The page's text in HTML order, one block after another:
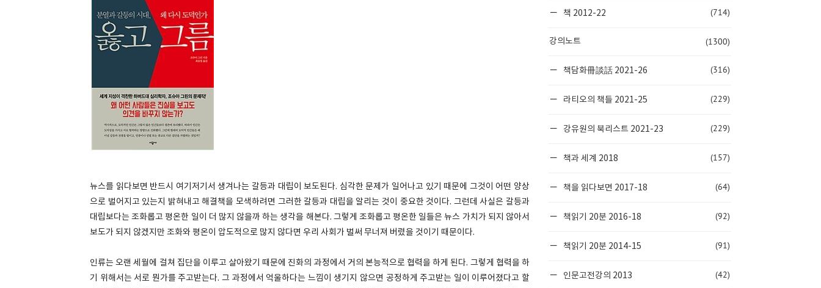
뉴스를 읽다보면 반드시 여기저기서 생겨나는 갈등과 대립이 보도된다. 심각한 문제가 일어나고 있기 때문에 그것이 어떤 양상
으로 벌어지고 있는지 밝혀내고 해결책을 모색하려면 그러한 갈등과 대립을 알리는 것이 중요한 것이다. 그런데 사실은 갈등과
대립보다는 조화롭고 평온한 일이 더 많지 않을까 하는 생각을 해본다. 그렇게 조화롭고 평온한 일들은 뉴스 가치가 되지 않아서
보도가 되지 않겠지만 조화와 평온이 압도적으로 많지 않다면 우리 사회가 벌써 무너져 버렸을 것이기 때문이다.
인류는 오랜 세월에 걸쳐 집단을 이루고 살아왔기 때문에 진화의 과정에서 거의 본능적으로 협력을 하게 된다. 그렇게 협력을 하
기 위해서는 서로 뭔가를 주고받는다. 그 과정에서 억울하다는 느낌이 생기지 않으면 공정하게 주고받는 일이 이루어졌다고 할
책 2012-22 (714)
강의노트 (1300)
책담화冊談話 2021-26 (316)
라티오의 책들 2021-25 (229)
강유원의 북리스트 2021-23 (229)
책과 세계 2018 (157)
책을 읽다보면 2017-18 (64)
책읽기 20분 2016-18 (92)
책읽기 20분 2014-15 (91)
인문고전강의 2013 (42)